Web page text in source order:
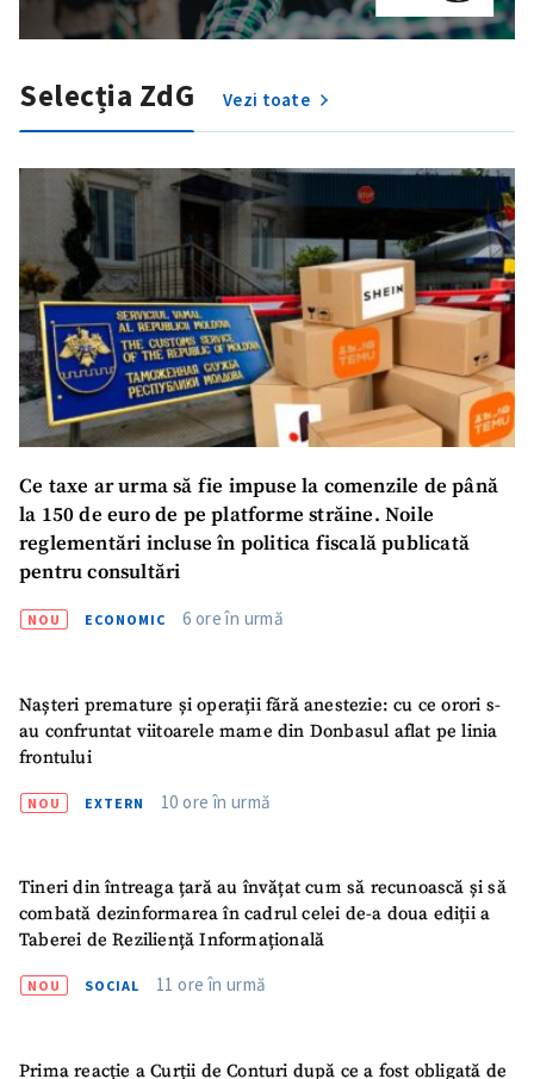
Trimite o informație
in English
на русском
Selecția ZdG Vezi toate
Ce taxe ar urma să fie impuse la comenzile de până
la 150 de euro de pe platforme străine. Noile
reglementări incluse în politica fiscală publicată
pentru consultări
NOU ECONOMIC 6 ore în urmă
Nașteri premature și operații fără anestezie: cu ce orori s-
au confruntat viitoarele mame din Donbasul aflat pe linia
frontului
NOU EXTERN 10 ore în urmă
Tineri din întreaga țară au învățat cum să recunoască și să
combată dezinformarea în cadrul celei de-a doua ediții a
Taberei de Reziliență Informațională
NOU SOCIAL 11 ore în urmă
Prima reacție a Curții de Conturi după ce a fost obligată de